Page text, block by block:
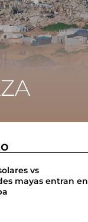
vs
mayas entran en